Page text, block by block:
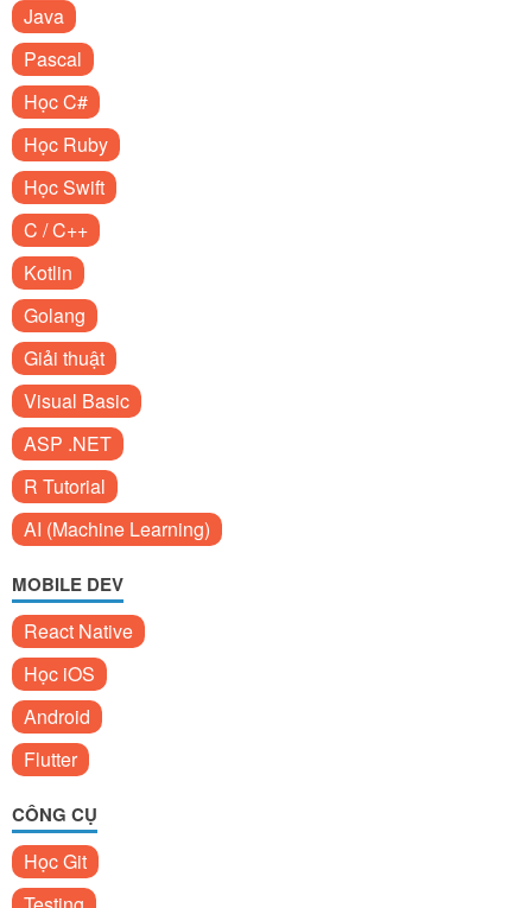
Java
Pascal
Học C#
Học Ruby
Học Swift
C / C++
Kotlin
Golang
Giải thuật
Visual Basic
ASP .NET
R Tutorial
AI (Machine Learning)
MOBILE DEV
React Native
Học iOS
Android
Flutter
CÔNG CỤ
Học Git